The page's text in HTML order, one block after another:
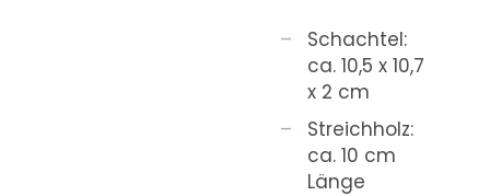
Schachtel:
ca. 10,5 x 10,7
x 2 cm
Streichholz:
ca. 10 cm
Länge